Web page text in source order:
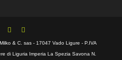
& C. sas - 17047 Vado Ligure - P.IVA
di Liguria Imperia La Spezia Savona N.